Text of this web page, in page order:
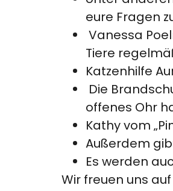
eure Fragen
Vanessa
Tiere
Katzenhilfe
Die
offenes Ohr
Kathy vom
Außerdem
Es werden
Wir freuen uns